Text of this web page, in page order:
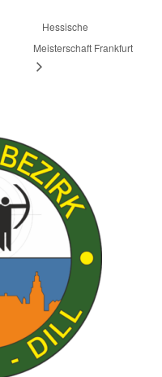
Hessische
Meisterschaft Frankfurt